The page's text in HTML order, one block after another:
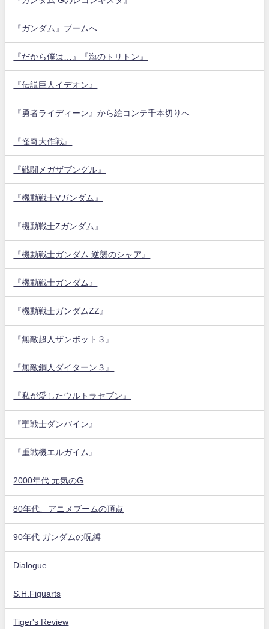
『ガンダム』ブームへ
『だから僕は…』『海のトリトン』
『伝説巨人イデオン』
『勇者ライディーン』から絵コンテ千本切りへ
『怪奇大作戦』
『戦闘メガザブングル』
『機動戦士Vガンダム』
『機動戦士Zガンダム』
『機動戦士ガンダム 逆襲のシャア』
『機動戦士ガンダム』
『機動戦士ガンダムZZ』
『無敵超人ザンボット３』
『無敵鋼人ダイターン３』
『私が愛したウルトラセブン』
『聖戦士ダンバイン』
『重戦機エルガイム』
2000年代 元気のG
80年代、アニメブームの頂点
90年代 ガンダムの呪縛
Dialogue
S.H.Figuarts
Tiger's Review